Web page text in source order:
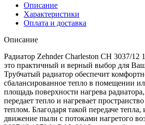
Описание
Характеристики
Оплата и доставка
Описание
Радиатор Zehnder Charleston CH 3037/
это практичный и верный выбор для
Трубчатый радиатор обеспечит
сбалансированное тепло в помещении
площадь поверхности нагрева
передает тепло и нагревает
теплом. Благодаря такой передаче тепла,
движение пыли с потоками нагретого